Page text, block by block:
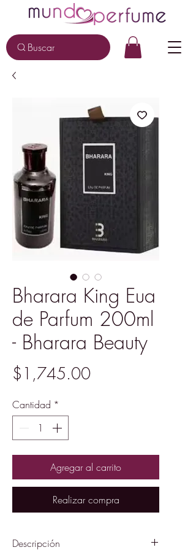
Buscar
Bharara King Eua
de Parfum 200ml
- Bharara Beauty
$1,745.00Precio
Cantidad *
Agregar al carrito
Realizar compra
Descripción